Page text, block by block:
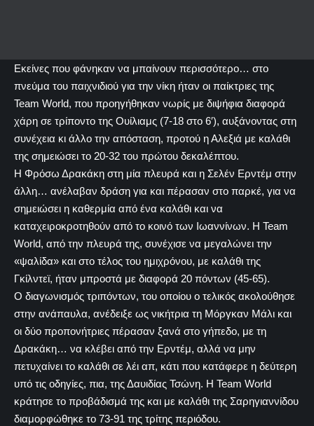
Εκείνες που φάνηκαν να μπαίνουν περισσότερο… στο
πνεύμα του παιχνιδιού για την νίκη ήταν οι παίκτριες της
Team World, που προηγήθηκαν νωρίς με διψήφια διαφορά
χάρη σε τρίποντο της Ουίλιαμς (7-18 στο 6′), αυξάνοντας στη
συνέχεια κι άλλο την απόσταση, προτού η Αλεξιά με καλάθι
της σημειώσει το 20-32 του πρώτου δεκαλέπτου.
Η Φρόσω Δρακάκη στη μία πλευρά και η Σελέν Ερντέμ στην
άλλη… ανέλαβαν δράση για και πέρασαν στο παρκέ, για να
σημειώσει η καθερμία από ένα καλάθι και να
καταχειροκροτηθούν από το κοινό των Ιωαννίνων. Η Team
World, από την πλευρά της, συνέχισε να μεγαλώνει την
«ψαλίδα» και στο τέλος του ημιχρόνου, με καλάθι της
Γκίλντεϊ, ήταν μπροστά με διαφορά 20 πόντων (45-65).
Ο διαγωνισμός τριπόντων, του οποίου ο τελικός ακολούθησε
στην ανάπαυλα, ανέδειξε ως νικήτρια τη Μόργκαν Μάλι και
οι δύο προπονήτριες πέρασαν ξανά στο γήπεδο, με τη
Δρακάκη… να κλέβει από την Ερντέμ, αλλά να μην
πετυχαίνει το καλάθι σε λέι απ, κάτι που κατάφερε η δεύτερη
υπό τις οδηγίες, πια, της Δαυιδίας Τσώνη. Η Team World
κράτησε το προβάδισμά της και με καλάθι της Σαρηγιαννίδου
διαμορφώθηκε το 73-91 της τρίτης περιόδου.